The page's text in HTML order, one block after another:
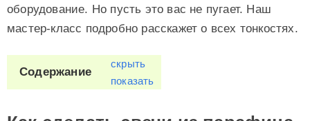
оборудование. Но пусть это вас не пугает. Наш
мастер-класс подробно расскажет о всех тонкостях.
Содержание
скрыть
показать